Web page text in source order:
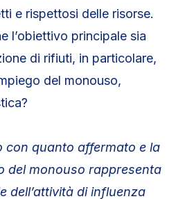
e rispettosi delle risorse.
l’obiettivo principale sia
di rifiuti, in particolare,
del monouso,
con quanto affermato e la
del monouso rappresenta
dell’attività di influenza